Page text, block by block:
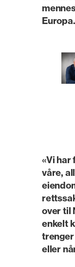
«Vi
våre,
over til
enkelt
eller